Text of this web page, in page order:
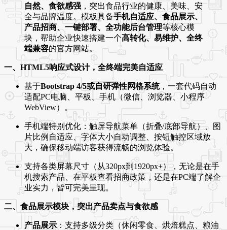
自然、食欲感强 ，突出食品行业的健康、美味、安
全与品牌温度。模板具备手机自适应、食品展示、
产品招商、一键部署、全功能后台管理等核心模
块，帮助企业快速搭建一个高转化、易维护、全终
端兼容的官方网站。
一、HTML5响应式设计，全终端完美自适应
基于Bootstrap 4/5或自研弹性网格系统，一套代码自动
适配PC电脑、平板、手机（微信、浏览器、小程序
WebView）。
手机端特别优化：触屏导航菜单（折叠/底部导航）、图
片比例自适应、字体大小自动调整、按钮触控区域放
大，确保移动端访客获得流畅的浏览体验。
支持各类屏幕尺寸（从320px到1920px+），无论是在手
机搜索产品、在平板查看招商政策，还是在PC端了解企
业实力，皆可完美呈现。
二、食品展示模块，突出产品卖点与食欲感
产品展示 ：支持多级分类（休闲零食、烘焙糕点、粮油